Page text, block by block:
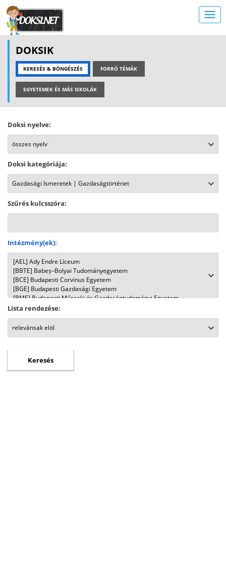
DOKSIK
KERESÉS & BÖNGÉSZÉS FORRÓ TÉMÁK
EGYETEMEK ÉS MÁS ISKOLÁK
Doksi nyelve:
Doksi kategóriája:
Szűrés kulcsszóra:
Intézmény(ek):
Lista rendezése: